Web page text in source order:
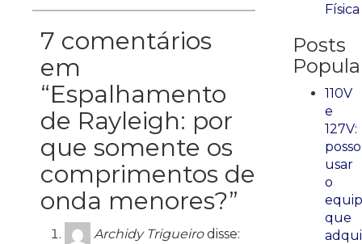
7 comentários
em
“Espalhamento
de Rayleigh: por
que somente os
comprimentos de
onda menores?”
Archidy Trigueiro disse:
Física
Posts
110V
e
127V:
posso
usar
o
que